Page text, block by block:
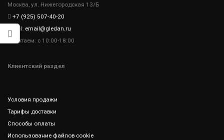
Москва, ул. Нижегородская 13/Б
+7 (925) 507-40-20
Email: email@gledan.ru
Работаем: с 10:00-18:00
Клиентский раздел
Условия продажи
Тарифы доставки
Способы оплаты
Использование файлов cookie